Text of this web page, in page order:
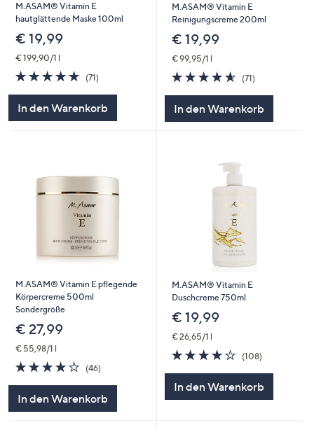
M.ASAM® Vitamin E
hautglättende Maske 100ml
€ 19,99
€ 199,90/1 l
4.7
von
(71)71
In den Warenkorb
M.ASAM® Vitamin E
Reinigungscreme 200ml
€ 19,99
€ 99,95/1 l
4.5
von
(71)71
In den Warenkorb
M.ASAM® Vitamin E pflegende
Körpercreme 500ml
Sondergröße
€ 27,99
€ 55,98/1 l
4.1
von
(46)46
In den Warenkorb
M.ASAM® Vitamin E
Duschcreme 750ml
€ 19,99
€ 26,65/1 l
4.1
von
(108)108
In den Warenkorb